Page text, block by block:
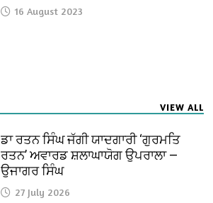
16 August 2023
VIEW ALL
ਡਾ ਰਤਨ ਸਿੰਘ ਜੱਗੀ ਯਾਦਗਾਰੀ ‘ਗੁਰਮਤਿ
ਰਤਨ’ ਅਵਾਰਡ ਸ਼ਲਾਘਾਯੋਗ ਉਪਰਾਲਾ —
ਉਜਾਗਰ ਸਿੰਘ
27 July 2026